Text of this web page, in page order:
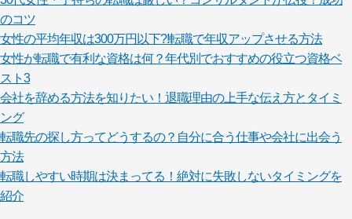
のコツ
女性の平均年収は300万円以下?!転職で年収アップさせる方法
女性が転職で有利な資格は何？年代別でおすすめの役立つ資格ベ
スト3
会社を辞める方法を知りたい！退職理由の上手な伝え方とタイミ
ング
転職先の探し方ってどうするの？自分に合う仕事や会社に出会う
方法
転職しやすい時期は決まってる！絶対に失敗しないタイミングを
紹介